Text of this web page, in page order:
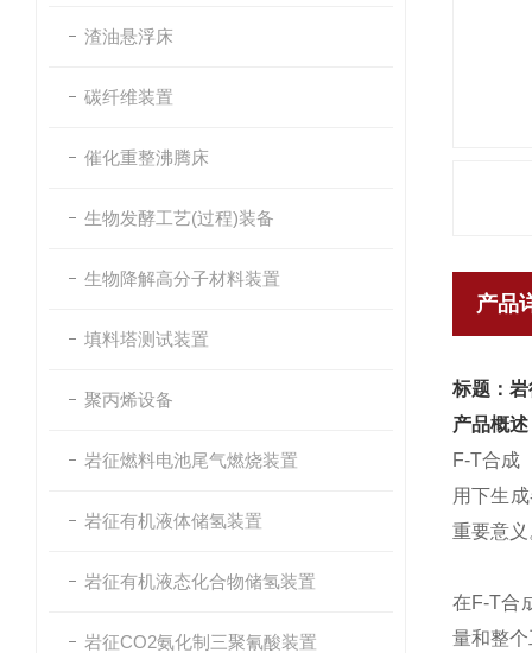
渣油悬浮床
碳纤维装置
催化重整沸腾床
生物发酵工艺(过程)装备
生物降解高分子材料装置
填料塔测试装置
聚丙烯设备
岩征燃料电池尾气燃烧装置
岩征有机液体储氢装置
岩征有机液态化合物储氢装置
岩征CO2氨化制三聚氰酸装置
产品
标题：
产品概述
F-T合成
用下生
重要意义
在F-T合
量和整